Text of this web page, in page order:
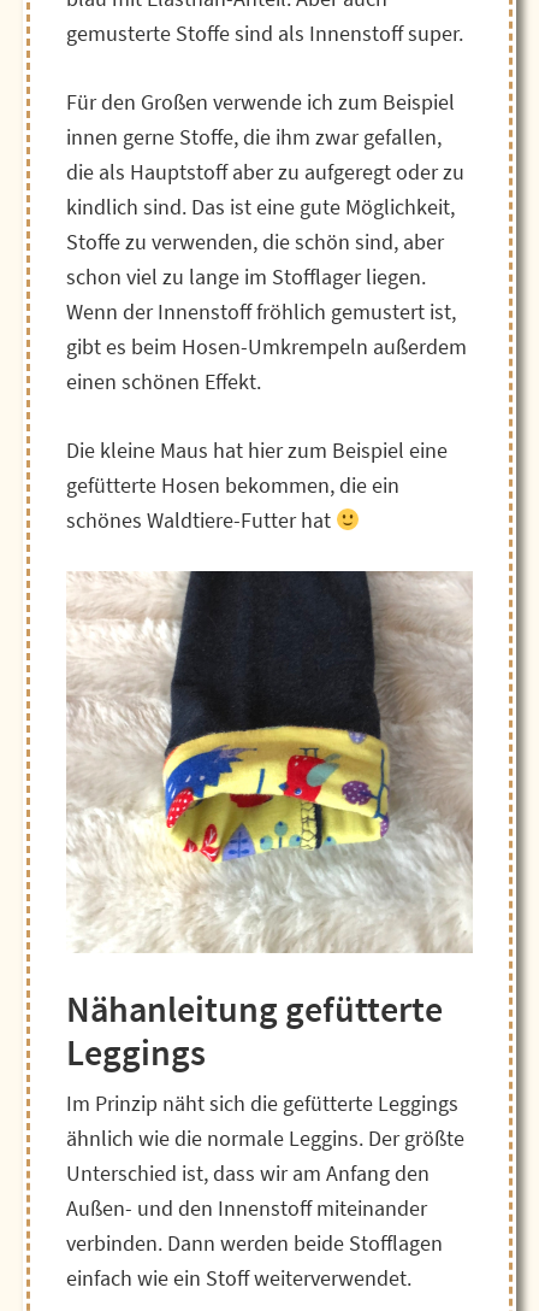
gemusterte Stoffe sind als Innenstoff super.
Für den Großen verwende ich zum Beispiel
innen gerne Stoffe, die ihm zwar gefallen,
die als Hauptstoff aber zu aufgeregt oder zu
kindlich sind. Das ist eine gute Möglichkeit,
Stoffe zu verwenden, die schön sind, aber
schon viel zu lange im Stofflager liegen.
Wenn der Innenstoff fröhlich gemustert ist,
gibt es beim Hosen-Umkrempeln außerdem
einen schönen Effekt.
Die kleine Maus hat hier zum Beispiel eine
gefütterte Hosen bekommen, die ein
schönes Waldtiere-Futter hat
Nähanleitung gefütterte
Leggings
Im Prinzip näht sich die gefütterte Leggings
ähnlich wie die normale Leggins. Der größte
Unterschied ist, dass wir am Anfang den
Außen- und den Innenstoff miteinander
verbinden. Dann werden beide Stofflagen
einfach wie ein Stoff weiterverwendet.